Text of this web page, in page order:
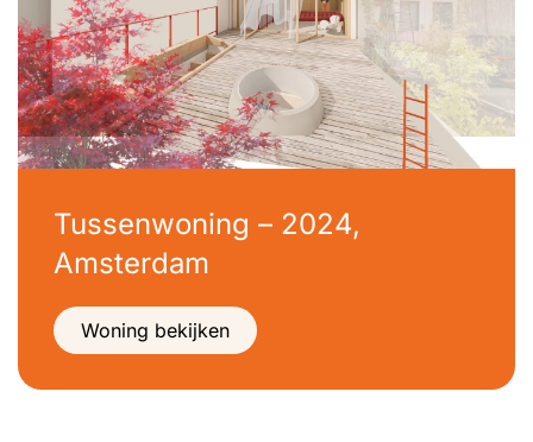
Tussenwoning – 2024,
Amsterdam
Woning bekijken